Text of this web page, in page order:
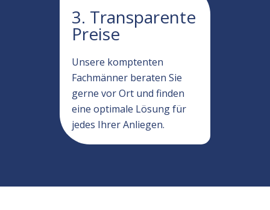
3. Transparente
Preise
Unsere komptenten
Fachmänner beraten Sie
gerne vor Ort und finden
eine optimale Lösung für
jedes Ihrer Anliegen.